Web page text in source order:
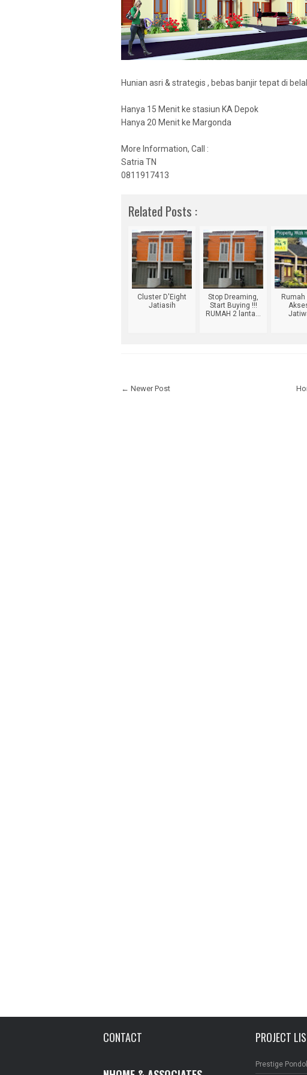
PALM VILAMAS ESTATE
GRIA JAKARTA 2
GRAND VILAMAS
ESTATE
CABE
VILAMAS SERPONG
GRAND VILAMAS
CASA BELLEVUE
CASA AZALEA
CASA DJAYA
DE TERRACE CINERE
VILAMAS BELLEVUE
DE EIGHT
Hunian asri & strategis , bebas banjir tepat di
Hanya 15 Menit ke stasiun KA Depok
Hanya 20 Menit ke Margonda
More Information, Call :
Satria TN
0811917413
Related Posts :
Cluster D'Eight
Jatiasih
Stop Dreaming,
Start Buying !!!
RUMAH 2 lanta...
Rumah
← Newer Post
CONTACT PROJECT
Prestige